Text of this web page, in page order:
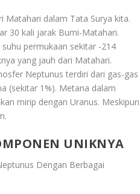
Matahari dalam Tata Surya kita.
30 kali jarak Bumi-Matahari.
permukaan sekitar -214
yang jauh dari Matahari.
Neptunus terdiri dari gas-gas
(sekitar 1%). Metana dalam
mirip dengan Uranus. Meskipun
UNIKNYA
Dengan Berbagai